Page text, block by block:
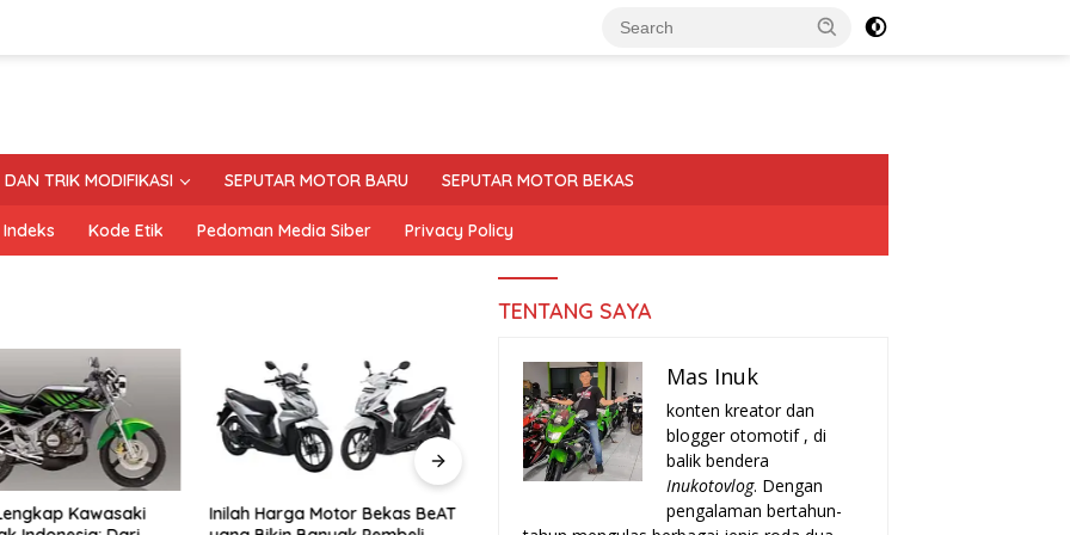
DAN TRIK MODIFIKASI SEPUTAR MOTOR BARU SEPUTAR MOTOR BEKAS
Indeks Kode Etik Pedoman Media Siber Privacy Policy
Kawasaki
Inilah Harga Motor Bekas BeAT
Tanda-Tanda Turun Mesin
Rekomendasi Motor Matic Irit
TENTANG SAYA
Mas Inuk
konten kreator dan
blogger otomotif , di
balik bendera
Inukotovlog. Dengan
pengalaman bertahun-